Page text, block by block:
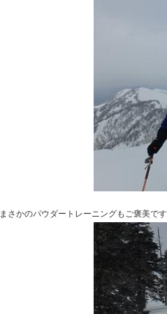
まさかのパウダートレーニングもご褒美で